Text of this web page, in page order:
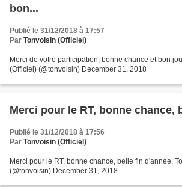
bon...
Publié le 31/12/2018 à 17:57
Par Tonvoisin (Officiel)
Merci de votre participation, bonne chance et bon
(Officiel) (@tonvoisin) December 31, 2018
Merci pour le RT, bonne chance,
Publié le 31/12/2018 à 17:56
Par Tonvoisin (Officiel)
Merci pour le RT, bonne chance, belle fin d'année.
(@tonvoisin) December 31, 2018